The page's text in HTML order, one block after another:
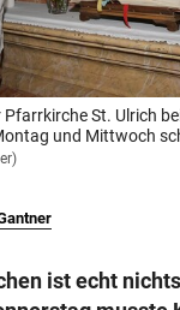
GmbH & Co KG 2026
Wien
Pfarrkirche St. Ulrich
und Mittwoch
ist echt